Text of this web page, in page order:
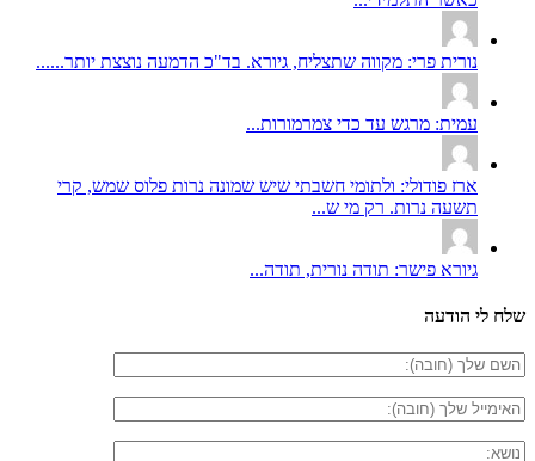
נורית פרי: מקווה שתצליח, גיורא. בד"כ הדמעה נוצצת יותר......
עמית: מרגש עד כדי צמרמורות...
ארז פודולי: ולתומי חשבתי שיש שמונה נרות פלוס שמש, קרי
תשעה נרות. רק מי ש...
גיורא פישר: תודה נורית, תודה...
שלח לי הודעה